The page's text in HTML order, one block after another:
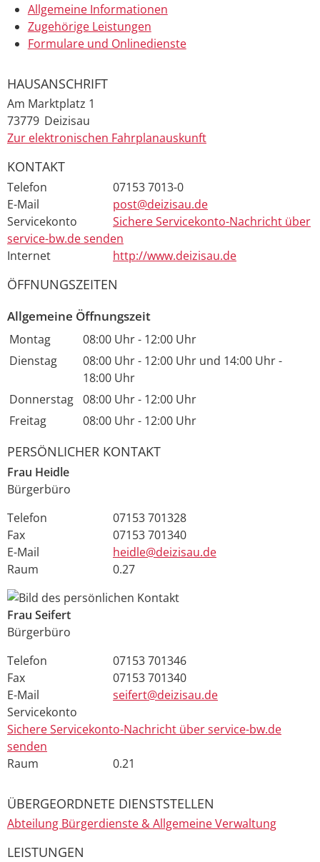
Allgemeine Informationen
Zugehörige Leistungen
Formulare und Onlinedienste
HAUSANSCHRIFT
Am Marktplatz 1
73779 Deizisau
Zur elektronischen Fahrplanauskunft
KONTAKT
Telefon
07153 7013-0
E-Mail
post@deizisau.de
Servicekonto
Sichere Servicekonto-Nachricht über
service-bw.de senden
Internet
http://www.deizisau.de
ÖFFNUNGSZEITEN
Allgemeine Öffnungszeit
Montag 08:00 Uhr- 12:00 Uhr
Dienstag
08:00 Uhr- 12:00 Uhr und 14:00 Uhr-
18:00 Uhr
Donnerstag 08:00 Uhr- 12:00 Uhr
Freitag
08:00 Uhr- 12:00 Uhr
PERSÖNLICHER KONTAKT
Frau Heidle
Bürgerbüro
Telefon
07153 701328
Fax
07153 701340
E-Mail
heidle@deizisau.de
Raum
0.27
Frau Seifert
Bürgerbüro
Telefon
07153 701346
Fax
07153 701340
E-Mail
seifert@deizisau.de
Servicekonto
Sichere Servicekonto-Nachricht über service-bw.de
senden
Raum
0.21
ÜBERGEORDNETE DIENSTSTELLEN
Abteilung Bürgerdienste & Allgemeine Verwaltung
LEISTUNGEN